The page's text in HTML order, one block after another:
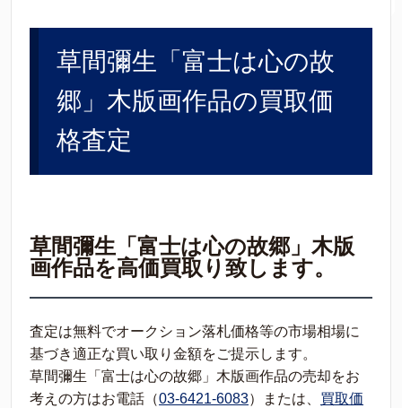
草間彌生「富士は心の故
郷」木版画作品の買取価
格査定
草間彌生「富士は心の故郷」木版
画作品を高価買取り致します。
査定は無料でオークション落札価格等の市場相場に
基づき適正な買い取り金額をご提示します。
草間彌生「富士は心の故郷」木版画作品の売却をお
考えの方はお電話（03-6421-6083）または、 買取価